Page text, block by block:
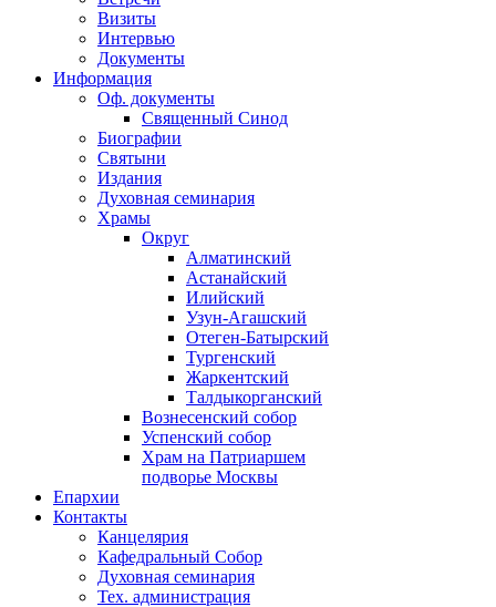
Визиты
Интервью
Документы
Информация
Оф. документы
Священный Синод
Биографии
Святыни
Издания
Духовная семинария
Храмы
Округ
Алматинский
Астанайский
Илийский
Узун-Агашский
Отеген-Батырский
Тургенский
Жаркентский
Талдыкорганский
Вознесенский собор
Успенский собор
Храм на Патриаршем
подворье Москвы
Епархии
Контакты
Канцелярия
Кафедральный Собор
Духовная семинария
Тех. администрация